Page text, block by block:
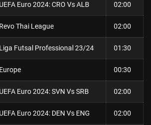
UEFA Euro 2024: CRO Vs ALB 02:00
Revo Thai League 02:00
Liga Futsal Professional 23/24 01:30
Europe 00:30
UEFA Euro 2024: SVN Vs SRB 02:00
UEFA Euro 2024: DEN Vs ENG 02:00